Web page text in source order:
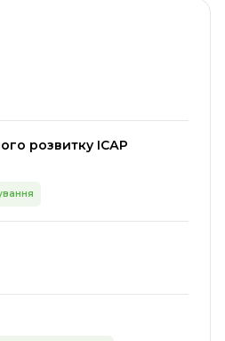
розвитку ІСАР